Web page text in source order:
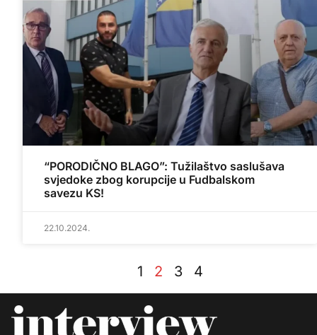
“PORODIČNO BLAGO”: Tužilaštvo saslušava
svjedoke zbog korupcije u Fudbalskom
savezu KS!
22.10.2024.
1 2 3 4